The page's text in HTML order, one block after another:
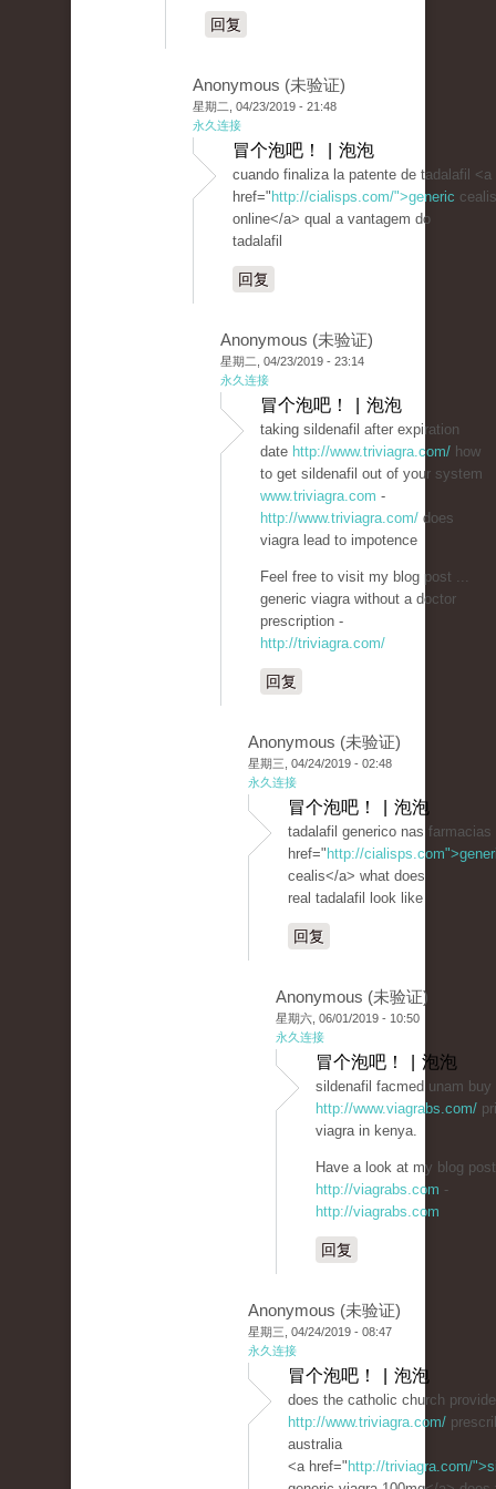
回复
Anonymous (未验证)
星期二, 04/23/2019 - 21:48
永久连接
冒个泡吧！ | 泡泡
cuando finaliza la patente de tadalafil <a
href=" http://cialisps.com/">generic cealis
online</a> qual a vantagem do
tadalafil
回复
Anonymous (未验证)
星期二, 04/23/2019 - 23:14
永久连接
冒个泡吧！ | 泡泡
taking sildenafil after expiration
date http://www.triviagra.com/ how
to get sildenafil out of your system
www.triviagra.com -
http://www.triviagra.com/ does
viagra lead to impotence
Feel free to visit my blog post ...
generic viagra without a doctor
prescription -
http://triviagra.com/
回复
Anonymous (未验证)
星期三, 04/24/2019 - 02:48
永久连接
冒个泡吧！ | 泡泡
tadalafil generico nas farmacias
href=" http://
cealis</a> what does
real tadalafil look like
回复
Anonymous (未验证)
星期六, 06/01/2019 - 10:50
永久连接
冒个泡吧！ | 泡泡
sildenafil facmed unam buy
http://www.viagrabs.com/
viagra in kenya.
Have a look at my blog
http://viagrabs.com -
http://viagrabs.com
回复
Anonymous (未验证)
星期三, 04/24/2019 - 08:47
永久连接
冒个泡吧！ | 泡泡
does the catholic church
http://www.triviagra.com/
australia
<a href=" http://triviagra.com/